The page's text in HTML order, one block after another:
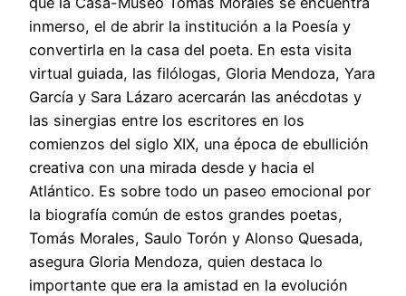
inmerso, el de abrir la institución a la Poesía y
convertirla en la casa del poeta. En esta visita
virtual guiada, las filólogas, Gloria Mendoza, Yara
García y Sara Lázaro acercarán las anécdotas y
las sinergias entre los escritores en los
comienzos del siglo XIX, una época de ebullición
creativa con una mirada desde y hacia el
Atlántico. Es sobre todo un paseo emocional por
la biografía común de estos grandes poetas,
Tomás Morales, Saulo Torón y Alonso Quesada,
asegura Gloria Mendoza, quien destaca lo
importante que era la amistad en la evolución